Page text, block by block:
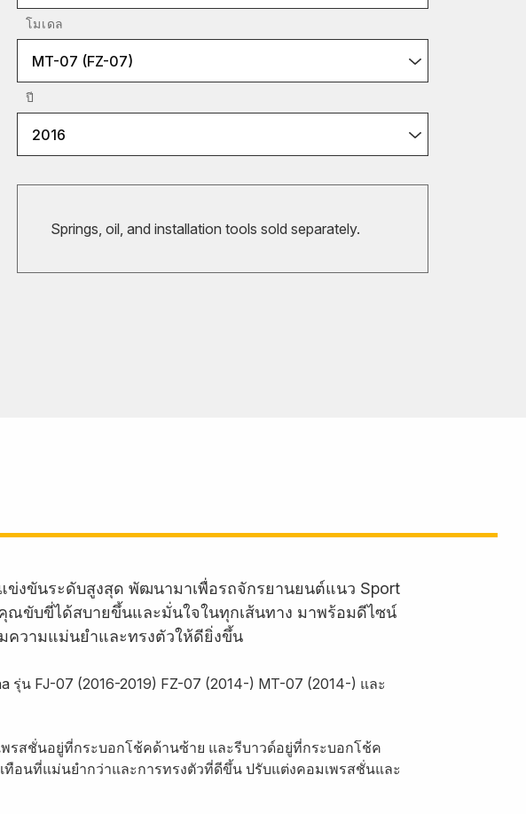
โมเดล
MT-07 (FZ-07)
ปี
2016
Springs, oil, and installation tools sold separately.
งขันระดับสูงสุด พัฒนามาเพื่อรถจักรยานยนต์แนว Sport
ณขับขี่ได้สบายขึ้นและมั่นใจในทุกเส้นทาง มาพร้อมดีไซน์
ความแม่นยำและทรงตัวให้ดียิ่งขึ้น
น FJ-07 (2016-2019) FZ-07 (2014-) MT-07 (2014-) และ
รสชั่นอยู่ที่กระบอกโช้คด้านซ้าย และรีบาวด์อยู่ที่กระบอกโช้ค
อนที่แม่นยำกว่าและการทรงตัวที่ดีขึ้น ปรับแต่งคอมเพรสชั่นและ